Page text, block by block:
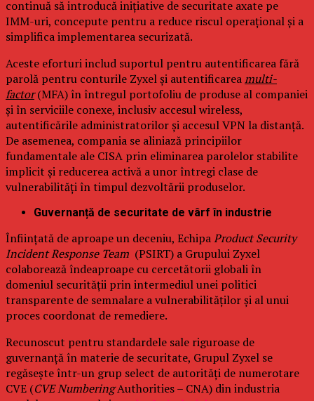
continuă să introducă inițiative de securitate axate pe
IMM-uri, concepute pentru a reduce riscul operațional și a
simplifica implementarea securizată.
Aceste eforturi includ suportul pentru autentificarea fără
parolă pentru conturile Zyxel și autentificareamulti-
factor(MFA) în întregul portofoliu de produse al companiei
și în serviciile conexe, inclusiv accesul wireless,
autentificările administratorilor și accesul VPN la distanță.
De asemenea, compania se aliniază principiilor
fundamentale ale CISA prin eliminarea parolelor stabilite
implicit și reducerea activă a unor întregi clase de
vulnerabilități în timpul dezvoltării produselor.
Guvernanță de securitate de vârf în industrie
Înființată de aproape un deceniu, EchipaProduct Security
Incident Response Team (PSIRT) a Grupului Zyxel
colaborează îndeaproape cu cercetătorii globali în
domeniul securității prin intermediul unei politici
transparente de semnalare a vulnerabilităților și al unui
proces coordonat de remediere.
Recunoscut pentru standardele sale riguroase de
guvernanță în materie de securitate, Grupul Zyxel se
regăsește într-un grup select de autorități de numerotare
CVE (CVE NumberingAuthorities – CNA) din industria